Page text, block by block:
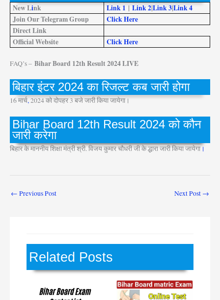
New Link Link 1 | Link 2|Link 3|Link 4
Join Our Telegram Group
Click Here
Direct Link
Official Website
Click Here
FAQ’s – Bihar Board 12th Result 2024 LIVE
बिहार इंटर 2024 का रिजल्ट कब जारी होगा
16 मार्च,2024 को दोपहर 3 बजे जारी किया जायेगा।
Bihar Board 12th Result 2024 को कौन
जारी करेगा
बिहार के माननीय शिक्षा मंत्री श्री. विजय कुमार चौधरी जी के द्धारा जारी किया जायेगा।
← Previous Post Next Post →
Related Posts